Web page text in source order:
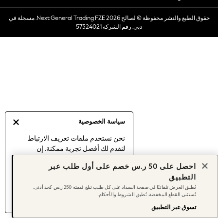
سياسة الخصوصية
نحن نستخدم ملفات تعريف الارتباط
لنقدم لك أفضل تجربة ممكنة. إن
موافقتك على استخدامنا لملفات تعريف
اكتشف المزيد عن إدارة إعدادات ملفات
تعريف الارتباط (الكوكيز).
Dresses
Occasionwear
Sets & Outfits
Sun Hats & Caps
Women's Holiday Shop
Women's Travel Styles
Dresses
Occasionwear
Linen Collection
Tops & T-Shirts
حقوق الطبع والنشر محفوظة © لصالح 2026 Next General Trading FZE. مسجلة في
دبي. رقم الشركة 57324021
احصل على 50 ر.س خصم على أول طلب عبر
التطبيق
يُطبق العرض تلقائيًا في صفحة السداد على كل طلب تبلغ قيمته 250 ر.س كحد أدنى.
تُستثنى القطع المخفضة. تُطبق الشروط والأحكام.
تسوق عبر التطبيق